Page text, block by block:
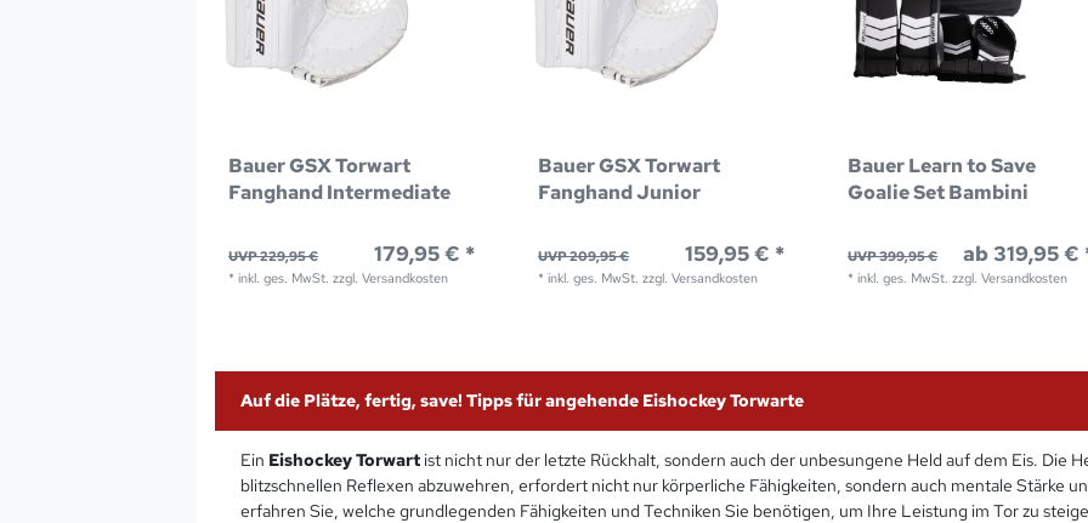
Bauer GSX Torwart
Fanghand Intermediate
UVP 229,95 € 179,95 € *
*inkl. ges. MwSt. zzgl.Versandkosten
Bauer GSX Torwart
Fanghand Junior
UVP 209,95 € 159,95 € *
*inkl. ges. MwSt. zzgl.Versandkosten
Bauer Learn to Save
Goalie Set Bambini
UVP 399,95 € ab 319,95 €
*inkl. ges. MwSt. zzgl.Versandkosten
Auf die Plätze, fertig, save! Tipps für angehende Eishockey Torwarte
Ein Eishockey Torwart ist nicht nur der letzte Rückhalt, sondern auch der unbesungene Held auf dem Eis. Die
blitzschnellen Reflexen abzuwehren, erfordert nicht nur körperliche Fähigkeiten, sondern auch mentale Stärke
erfahren Sie, welche grundlegenden Fähigkeiten und Techniken Sie benötigen, um Ihre Leistung im Tor zu